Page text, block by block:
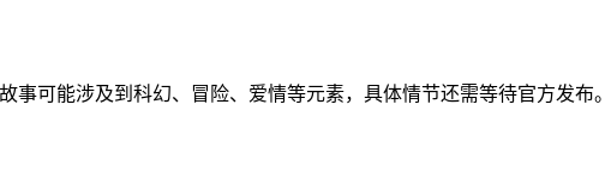
可能涉及到科幻、冒险、爱情等元素，具体情节还需等待官方发布。